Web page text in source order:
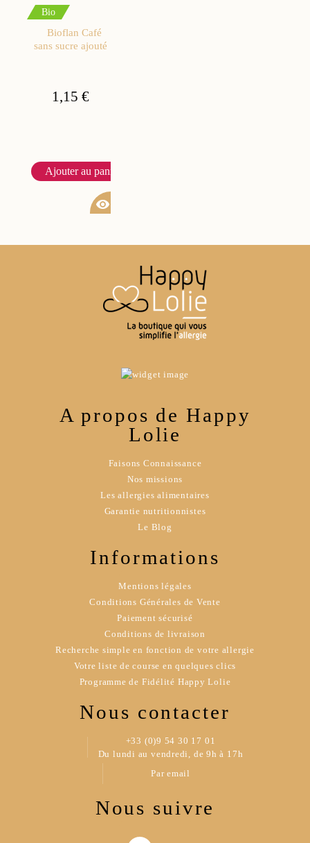
Bio
Bioflan Café
sans sucre ajouté
1,15 €
Ajouter au panier
visibility
A propos de Happy
Lolie
Faisons Connaissance
Nos missions
Les allergies alimentaires
Garantie nutritionnistes
Le Blog
Informations
Mentions légales
Conditions Générales de Vente
Paiement sécurisé
Conditions de livraison
Recherche simple en fonction de votre allergie
Votre liste de course en quelques clics
Programme de Fidélité Happy Lolie
Nous contacter
+33 (0)9 54 30 17 01
Du lundi au vendredi, de 9h à 17h
Par email
Nous suivre